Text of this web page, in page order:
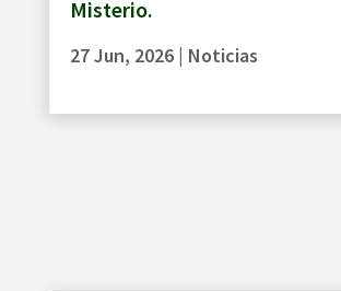
Misterio.
27 Jun, 2026| Noticias